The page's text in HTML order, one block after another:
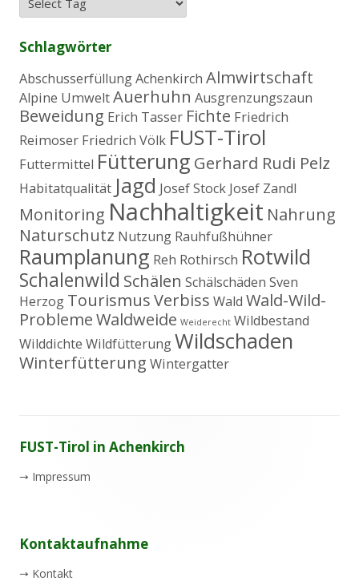
n
c
h
:
Schlagwörter
AbschusserfüllungAchenkirch Almwirtschaft
Alpine UmweltAuerhuhn Ausgrenzungszaun
Beweidung Erich Tasser Fichte Friedrich
Reimoser Friedrich Völk FUST-Tirol
Futtermittel Fütterung Gerhard Rudi Pelz
Habitatqualität Jagd Josef Stock Josef Zandl
Monitoring Nachhaltigkeit Nahrung
Naturschutz Nutzung Rauhfußhühner
Raumplanung Reh Rothirsch Rotwild
Schalenwild Schälen Schälschäden Sven
Herzog TourismusVerbiss Wald Wald-Wild-
ProblemeWaldweide Weiderecht Wildbestand
Wilddichte WildfütterungWildschaden
Winterfütterung Wintergatter
Inhalt
FUST-Tirol in Achenkirch
→ Impressum
Kontaktaufnahme
→ Kontakt